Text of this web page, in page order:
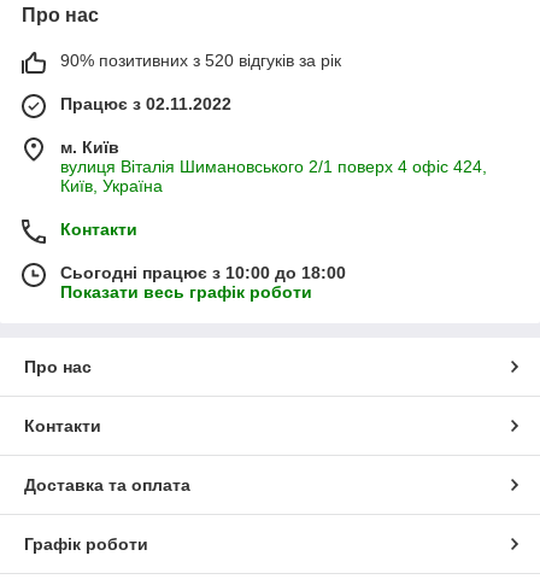
Про нас
90% позитивних з 520 відгуків за рік
Працює з 02.11.2022
м. Київ
вулиця Віталія Шимановського 2/1 поверх 4 офіс 424,
Київ, Україна
Контакти
Сьогодні працює з 10:00 до 18:00
Показати весь графік роботи
Про нас
Контакти
Доставка та оплата
Графік роботи